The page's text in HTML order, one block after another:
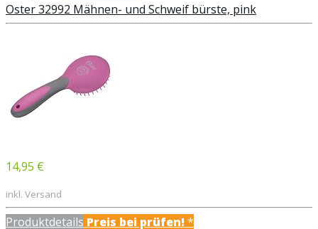
Oster 32992 Mähnen- und Schweif bürste, pink
14,95 €
inkl. Versand
Produktdetails Preis bei prüfen!*